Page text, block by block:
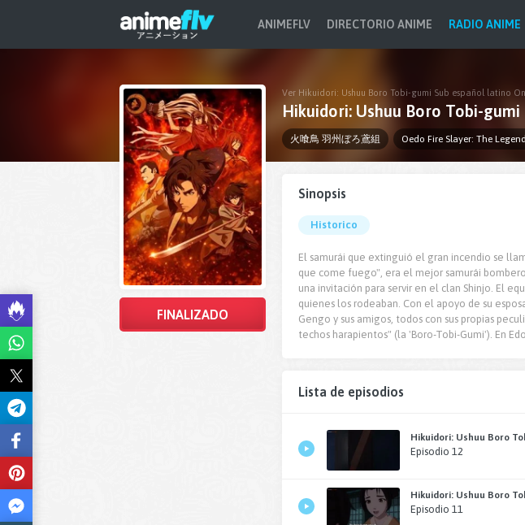
ANIMEFLV DIRECTORIO ANIME RADIO ANIME
Ver Hikuidori: Ushuu Boro Tobi-gumi Sub español latino
Hikuidori: Ushuu Boro Tobi-gumi
火喰鳥 羽州ぼろ鳶組 Oedo Fire Slayer: The
FINALIZADO
Sinopsis
Historico
El samurái que extinguió el gran incendio se
que come fuego", era el mejor samurái
una invitación para servir en el clan Shinjo. El
quienes los rodeaban. Con el apoyo de su
Gengo y sus amigos, todos con sus propias
techos harapientos" (la 'Boro-Tobi-Gumi'). En
Lista de episodios
Hikuidori: Ushuu Boro
Episodio 12
Hikuidori: Ushuu Boro
Episodio 11